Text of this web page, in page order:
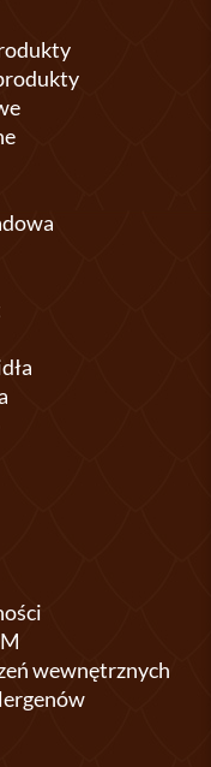
wewnętrznych